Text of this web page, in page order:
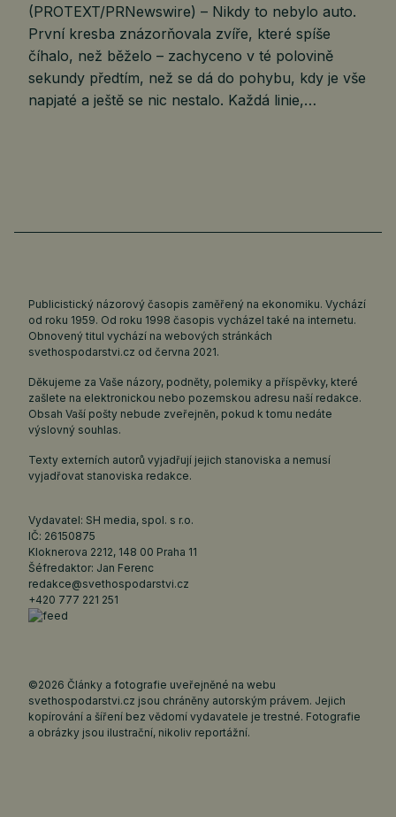
(PROTEXT/PRNewswire) – Nikdy to nebylo auto.
První kresba znázorňovala zvíře, které spíše
číhalo, než běželo – zachyceno v té polovině
sekundy předtím, než se dá do pohybu, kdy je vše
napjaté a ještě se nic nestalo. Každá linie,…
Publicistický názorový časopis zaměřený na ekonomiku. Vychází
od roku 1959. Od roku 1998 časopis vycházel také na internetu.
Obnovený titul vychází na webových stránkách
svethospodarstvi.cz od června 2021.
Děkujeme za Vaše názory, podněty, polemiky a příspěvky, které
zašlete na elektronickou nebo pozemskou adresu naší redakce.
Obsah Vaší pošty nebude zveřejněn, pokud k tomu nedáte
výslovný souhlas.
Texty externích autorů vyjadřují jejich stanoviska a nemusí
vyjadřovat stanoviska redakce.
Vydavatel: SH media, spol. s r.o.
IČ: 26150875
Kloknerova 2212, 148 00 Praha 11
Šéfredaktor: Jan Ferenc
redakce@svethospodarstvi.cz
+420 777 221 251
©2026 Články a fotografie uveřejněné na webu
svethospodarstvi.cz jsou chráněny autorským právem. Jejich
kopírování a šíření bez vědomí vydavatele je trestné. Fotografie
a obrázky jsou ilustrační, nikoliv reportážní.